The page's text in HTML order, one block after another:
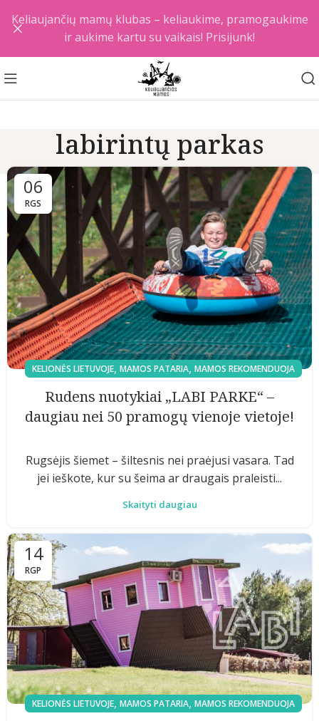
labirintų parkas
06
RGS
KELIONĖS LIETUVOJE, MAMOS PATARIA, MAMOS REKOMENDUOJA
Rudens nuotykiai „LABI PARKE“ –
daugiau nei 50 pramogų vienoje vietoje!
Rugsėjis šiemet – šiltesnis nei praėjusi vasara. Tad
jei ieškote, kur su šeima ar draugais praleisti...
Skaityti daugiau
14
RGP
KELIONĖS LIETUVOJE, MAMOS PATARIA, MAMOS REKOMENDUOJA
Keliaujančių mamų klubas – keliaukime, pramogaukime
ir aukime kartu su vaikais! Prisijunk!